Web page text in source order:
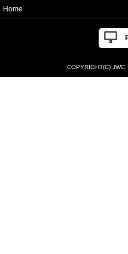
Home
COPYRIGHT(C)